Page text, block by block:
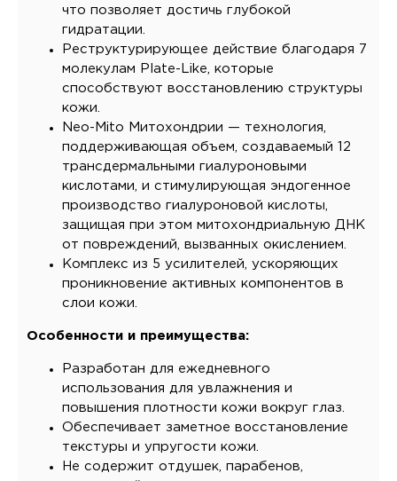
что позволяет достичь глубокой
гидратации.
Реструктурирующее действие благодаря 7
молекулам Plate-Like, которые
способствуют восстановлению структуры
кожи.
Neo-Mito Митохондрии — технология,
поддерживающая объем, создаваемый 12
трансдермальными гиалуроновыми
кислотами, и стимулирующая эндогенное
производство гиалуроновой кислоты,
защищая при этом митохондриальную ДНК
от повреждений, вызванных окислением.
Комплекс из 5 усилителей, ускоряющих
проникновение активных компонентов в
слои кожи.
Особенности и преимущества:
Разработан для ежедневного
использования для увлажнения и
повышения плотности кожи вокруг глаз.
Обеспечивает заметное восстановление
текстуры и упругости кожи.
Не содержит отдушек, парабенов,